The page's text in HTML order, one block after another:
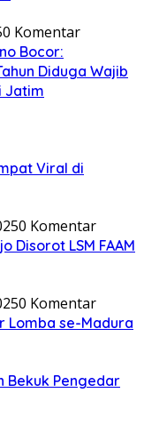
0 Komentar
Bocor:
Diduga Wajib
Jatim
Viral di
0 Komentar
Disorot LSM FAAM
0 Komentar
Lomba se-Madura
Bekuk Pengedar